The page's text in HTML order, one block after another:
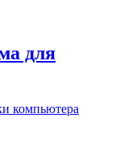
для
компьютера